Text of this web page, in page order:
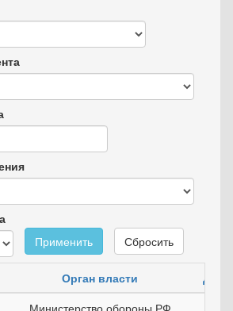
Применить
Сбросить
Орган власти
Дата
Министерство обороны РФ